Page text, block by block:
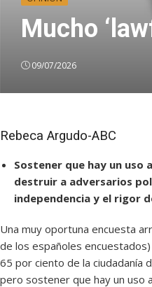
Mucho
09/07/2026
Rebeca Argudo-ABC
Sostener que hay un uso
destruir a adversarios
independencia y el rigor
Una muy oportuna encuesta
de los españoles encuestados)
65 por ciento de la ciudadanía
pero sostener que hay un uso